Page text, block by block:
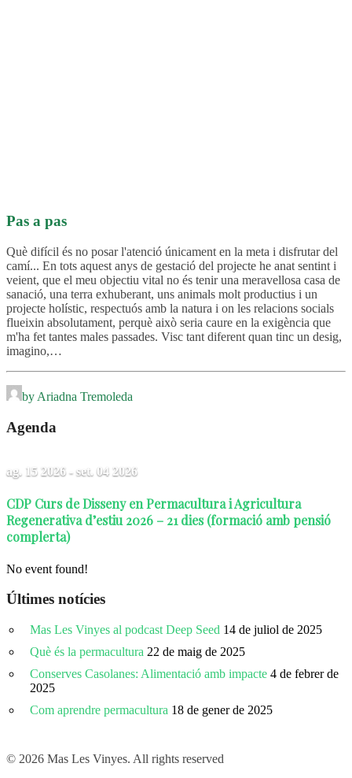
Pas a pas
Què difícil és no posar l'atenció únicament en la meta i disfrutar del
camí... En tots aquest anys de gestació del projecte he anat sentint i
veient, que el meu objectiu vital no és tenir una meravellosa casa de
sanació, una terra exhuberant, uns animals molt productius i un
projecte holístic, respectuós amb la natura i on les relacions socials
flueixin absolutament, perquè això seria caure en la exigència que
m'ha fet tantes males passades. Visc tant diferent quan tinc un desig,
imagino,…
by Ariadna Tremoleda
Agenda
ag. 15 2026 - set. 04 2026
CDP Curs de Disseny en Permacultura i Agricultura
Regenerativa d’estiu 2026 – 21 dies (formació amb pensió
complerta)
No event found!
Últimes notícies
Mas Les Vinyes al podcast Deep Seed 14 de juliol de 2025
Què és la permacultura 22 de maig de 2025
Conserves Casolanes: Alimentació amb impacte 4 de febrer de
2025
Com aprendre permacultura 18 de gener de 2025
© 2026 Mas Les Vinyes. All rights reserved